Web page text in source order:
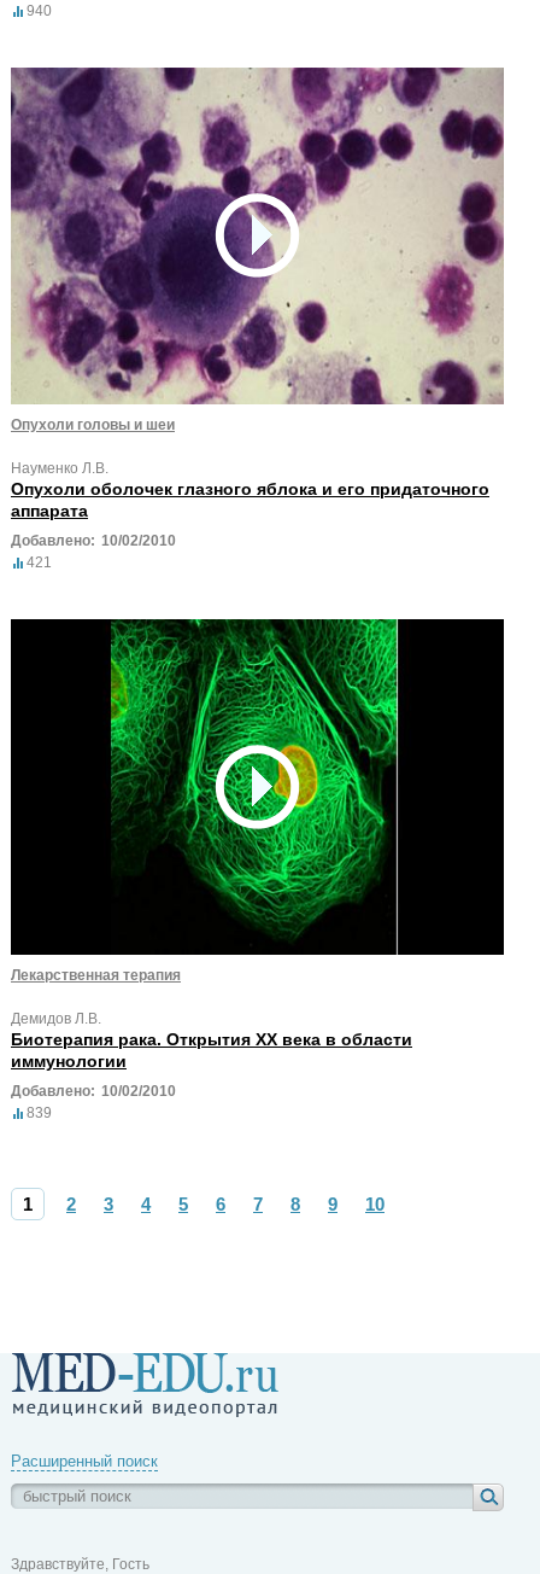
940
Опухоли головы и шеи
Науменко Л.В.
Опухоли оболочек глазного яблока и его придаточного
аппарата
Добавлено: 10/02/2010
421
Лекарственная терапия
Демидов Л.В.
Биотерапия рака. Открытия XX века в области
иммунологии
Добавлено: 10/02/2010
839
1 2 3 4 5 6 7 8 9 10
Расширенный поиск
Здравствуйте, Гость